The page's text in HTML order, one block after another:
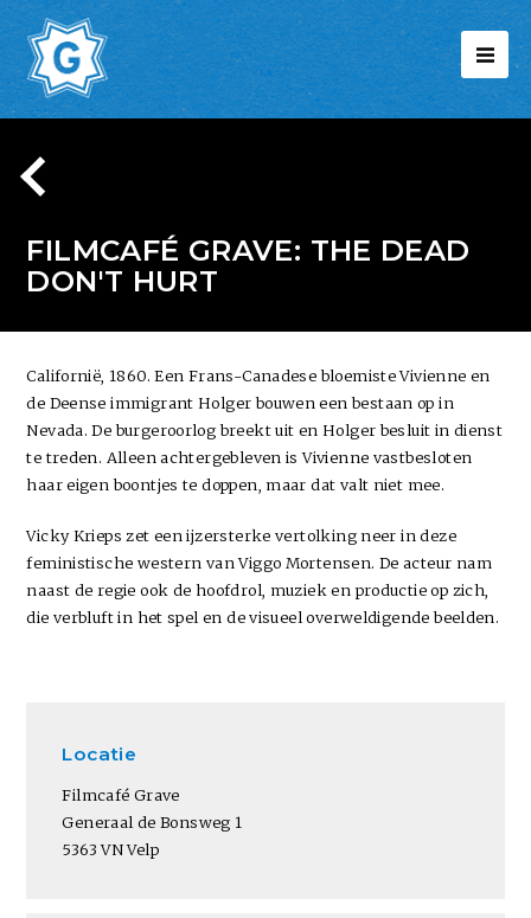
FILMCAFÉ GRAVE: THE DEAD
DON'T HURT
Californië, 1860. Een Frans-Canadese bloemiste Vivienne en
de Deense immigrant Holger bouwen een bestaan op in
Nevada. De burgeroorlog breekt uit en Holger besluit in dienst
te treden. Alleen achtergebleven is Vivienne vastbesloten
haar eigen boontjes te doppen, maar dat valt niet mee.
Vicky Krieps zet een ijzersterke vertolking neer in deze
feministische western van Viggo Mortensen. De acteur nam
naast de regie ook de hoofdrol, muziek en productie op zich,
die verbluft in het spel en de visueel overweldigende beelden.
Locatie
Filmcafé Grave
Generaal de Bonsweg 1
5363 VN Velp